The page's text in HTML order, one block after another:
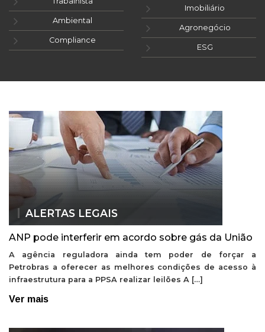
Ambiental
Compliance
Imobiliário
Agronegócio
ESG
ALERTAS LEGAIS
ANP pode interferir em acordo sobre gás da União
A agência reguladora ainda tem poder de forçar a
Petrobras a oferecer as melhores condições de acesso à
infraestrutura para a PPSA realizar leilões A […]
Ver mais